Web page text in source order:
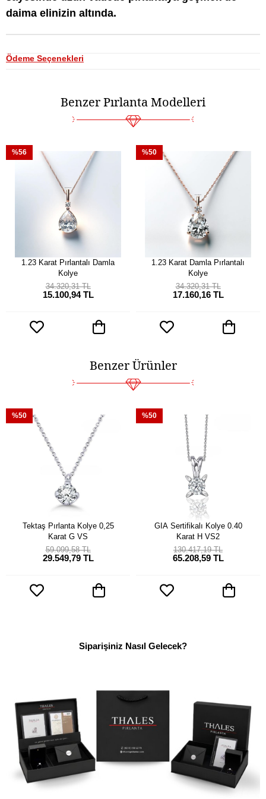
daima elinizin altında.
Ödeme Seçenekleri
Benzer Pırlanta Modelleri
1.23 Karat Pırlantalı Damla
Kolye
15.100,94 TL
34.320,31 TL
%56
1.23 Karat Damla Pırlantalı
Kolye
17.160,16 TL
34.320,31 TL
%50
Benzer Ürünler
Tektaş Pırlanta Kolye 0,25
Karat G VS
29.549,79 TL
59.099,58 TL
%50
GIA Sertifikalı Kolye 0.40
Karat H VS2
65.208,59 TL
130.417,19 TL
%50
Siparişiniz Nasıl Gelecek?